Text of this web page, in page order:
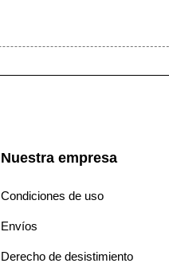
Nuestra empresa
Condiciones de uso
Envíos
Derecho de desistimiento